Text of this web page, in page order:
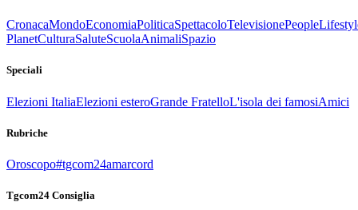
CronacaMondoEconomiaPoliticaSpettacoloTelevisionePeople
PlanetCulturaSaluteScuolaAnimaliSpazio
Speciali
Elezioni ItaliaElezioni esteroGrande FratelloL'isola dei famosiAmici
Rubriche
Oroscopo#tgcom24amarcord
Tgcom24 Consiglia